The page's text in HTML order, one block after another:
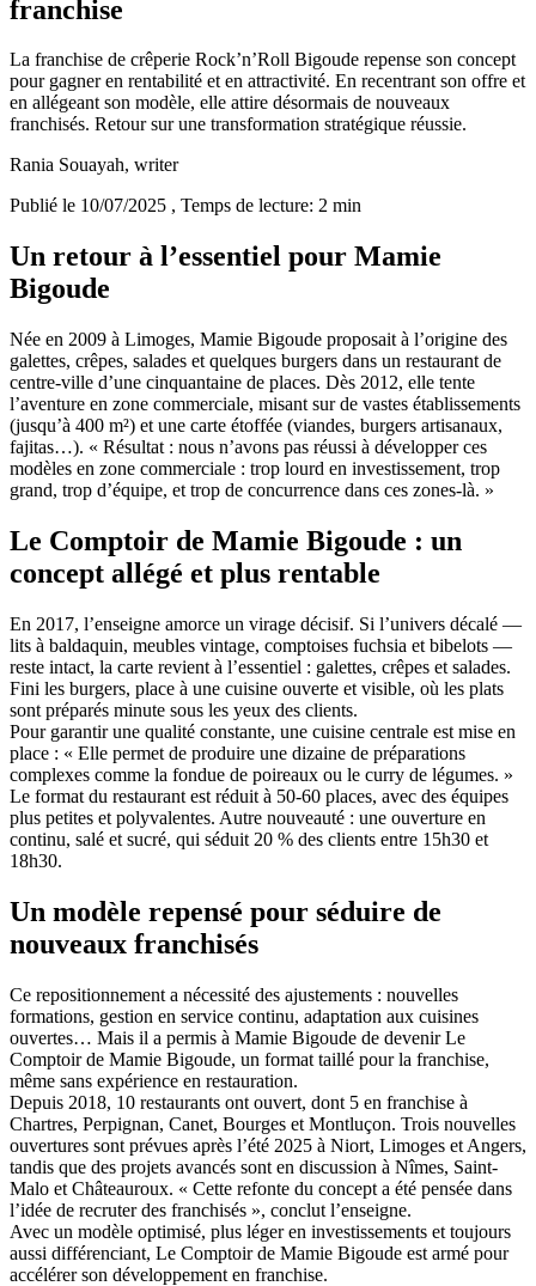
franchise
La franchise de crêperie Rock’n’Roll Bigoude repense son concept
pour gagner en rentabilité et en attractivité. En recentrant son offre et
en allégeant son modèle, elle attire désormais de nouveaux
franchisés. Retour sur une transformation stratégique réussie.
Rania Souayah, writer
Publié le 10/07/2025 , Temps de lecture: 2 min
Un retour à l’essentiel pour Mamie
Bigoude
Née en 2009 à Limoges, Mamie Bigoude proposait à l’origine des
galettes, crêpes, salades et quelques burgers dans un restaurant de
centre-ville d’une cinquantaine de places. Dès 2012, elle tente
l’aventure en zone commerciale, misant sur de vastes établissements
(jusqu’à 400 m²) et une carte étoffée (viandes, burgers artisanaux,
fajitas…). « Résultat : nous n’avons pas réussi à développer ces
modèles en zone commerciale : trop lourd en investissement, trop
grand, trop d’équipe, et trop de concurrence dans ces zones-là. »
Le Comptoir de Mamie Bigoude : un
concept allégé et plus rentable
En 2017, l’enseigne amorce un virage décisif. Si l’univers décalé —
lits à baldaquin, meubles vintage, comptoises fuchsia et bibelots —
reste intact, la carte revient à l’essentiel : galettes, crêpes et salades.
Fini les burgers, place à une cuisine ouverte et visible, où les plats
sont préparés minute sous les yeux des clients.
Pour garantir une qualité constante, une cuisine centrale est mise en
place : « Elle permet de produire une dizaine de préparations
complexes comme la fondue de poireaux ou le curry de légumes. »
Le format du restaurant est réduit à 50-60 places, avec des équipes
plus petites et polyvalentes. Autre nouveauté : une ouverture en
continu, salé et sucré, qui séduit 20 % des clients entre 15h30 et
18h30.
Un modèle repensé pour séduire de
nouveaux franchisés
Ce repositionnement a nécessité des ajustements : nouvelles
formations, gestion en service continu, adaptation aux cuisines
ouvertes… Mais il a permis à Mamie Bigoude de devenir Le
Comptoir de Mamie Bigoude, un format taillé pour la franchise,
même sans expérience en restauration.
Depuis 2018, 10 restaurants ont ouvert, dont 5 en franchise à
Chartres, Perpignan, Canet, Bourges et Montluçon. Trois nouvelles
ouvertures sont prévues après l’été 2025 à Niort, Limoges et Angers,
tandis que des projets avancés sont en discussion à Nîmes, Saint-
Malo et Châteauroux. « Cette refonte du concept a été pensée dans
l’idée de recruter des franchisés », conclut l’enseigne.
Avec un modèle optimisé, plus léger en investissements et toujours
aussi différenciant, Le Comptoir de Mamie Bigoude est armé pour
accélérer son développement en franchise.